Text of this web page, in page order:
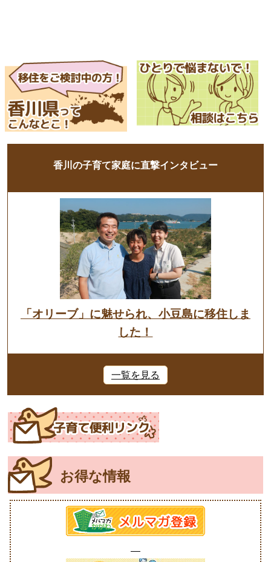
香川の子育て家庭に直撃インタビュー
「オリーブ」に魅せられ、小豆島に移住しま
した！
一覧を見る
お得な情報